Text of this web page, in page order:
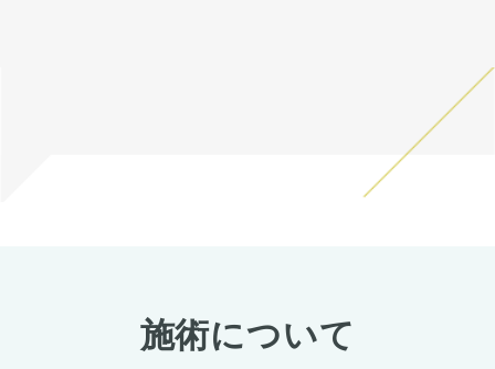
施術について